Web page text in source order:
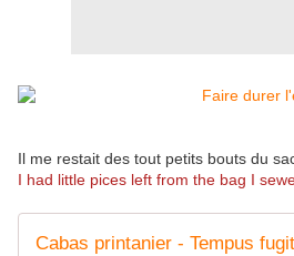
Il me restait des tout petits bouts du
I had little pices left from the bag I
Cabas printanier - Tempus fugit